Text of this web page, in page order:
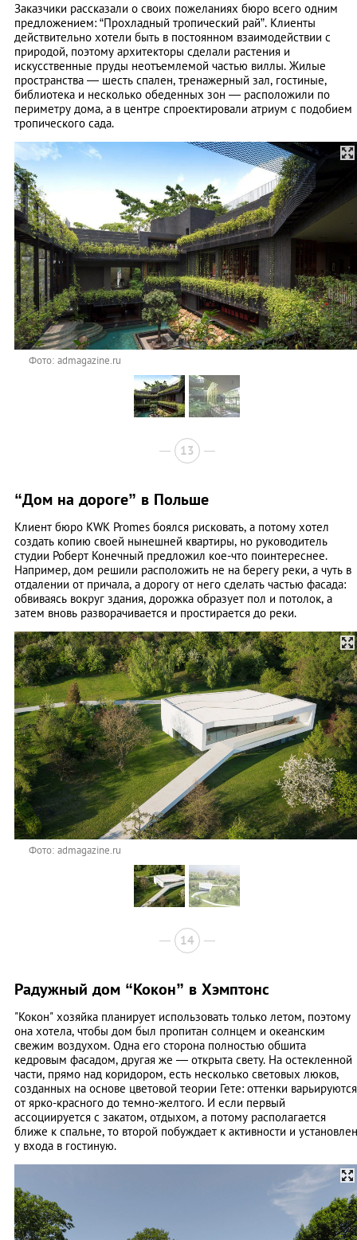
Заказчики рассказали о своих пожеланиях бюро всего одним
предложением: “Прохладный тропический рай”. Клиенты
действительно хотели быть в постоянном взаимодействии с
природой, поэтому архитекторы сделали растения и
искусственные пруды неотъемлемой частью виллы. Жилые
пространства — шесть спален, тренажерный зал, гостиные,
библиотека и несколько обеденных зон — расположили по
периметру дома, а в центре спроектировали атриум с подобием
тропического сада.
Фото: admagazine.ru
13
“Дом на дороге” в Польше
Клиент бюро KWK Promes боялся рисковать, а потому хотел
создать копию своей нынешней квартиры, но руководитель
студии Роберт Конечный предложил кое-что поинтереснее.
Например, дом решили расположить не на берегу реки, а чуть в
отдалении от причала, а дорогу от него сделать частью фасада:
обвиваясь вокруг здания, дорожка образует пол и потолок, а
затем вновь разворачивается и простирается до реки.
Фото: admagazine.ru
14
Радужный дом “Кокон” в Хэмптонс
"Кокон" хозяйка планирует использовать только летом, поэтому
она хотела, чтобы дом был пропитан солнцем и океанским
свежим воздухом. Одна его сторона полностью обшита
кедровым фасадом, другая же — открыта свету. На остекленной
части, прямо над коридором, есть несколько световых люков,
созданных на основе цветовой теории Гете: оттенки варьируются
от ярко-красного до темно-желтого. И если первый
ассоциируется с закатом, отдыхом, а потому располагается
ближе к спальне, то второй побуждает к активности и установлен
у входа в гостиную.